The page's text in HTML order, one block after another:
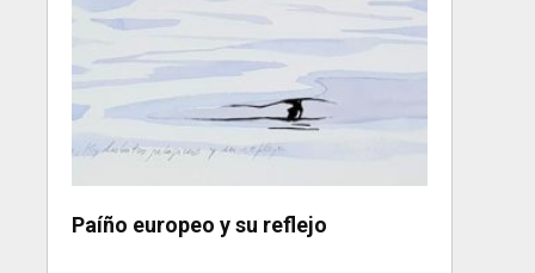
Paíño europeo y su reflejo